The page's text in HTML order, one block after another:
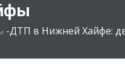
-ДТП в Нижней Хайфе: